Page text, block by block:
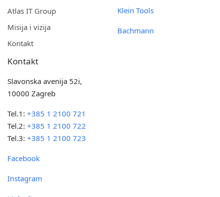
Atlas IT Group
Misija i vizija
Kontakt
Klein Tools
Bachmann
Kontakt
Slavonska avenija 52i,
10000 Zagreb
Tel.1:+385 1 2100 721
Tel.2:+385 1 2100 722
Tel.3:+385 1 2100 723
Facebook
Instagram